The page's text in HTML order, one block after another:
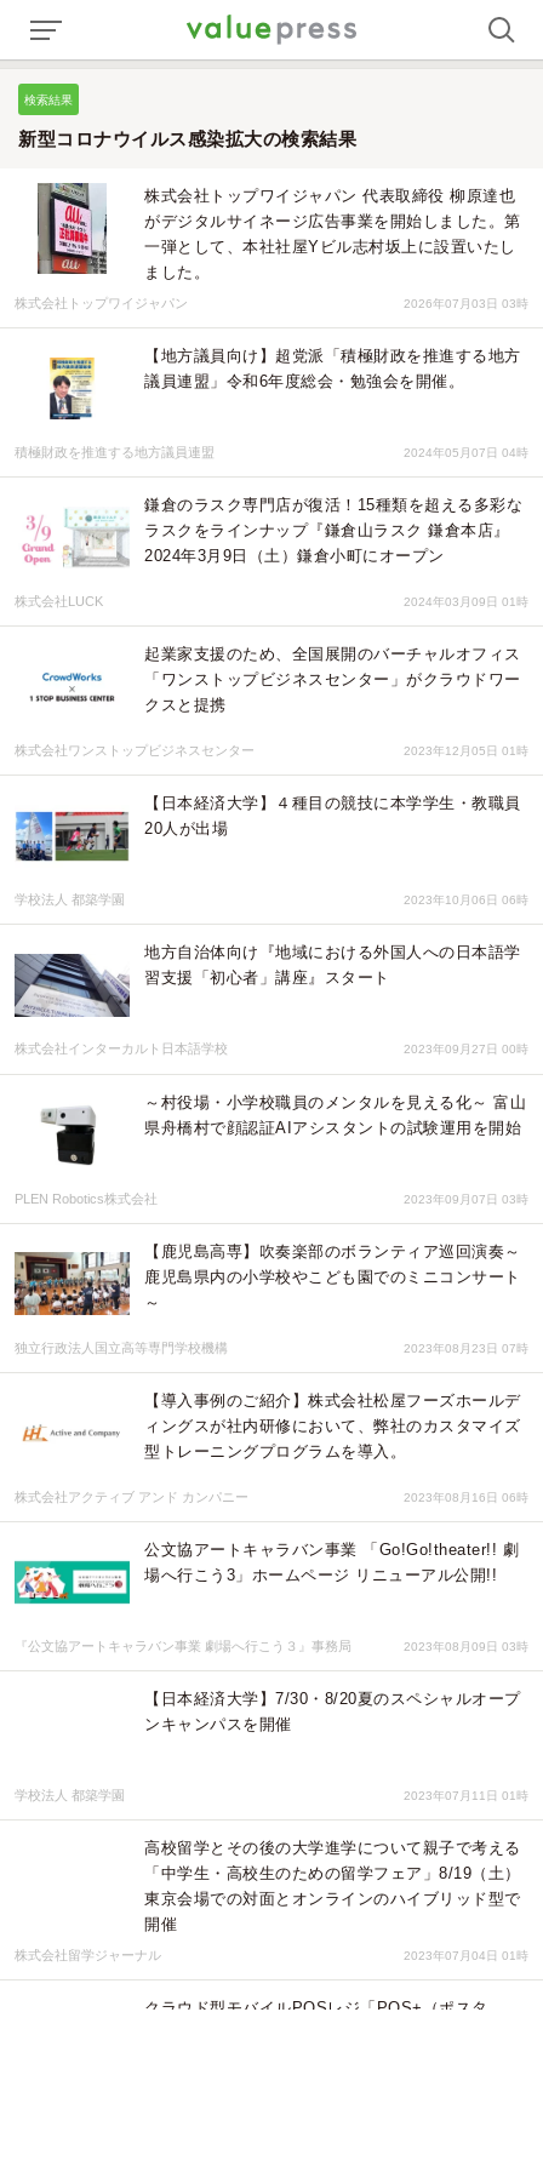
検索結果
新型コロナウイルス感染拡大の検索結果
株式会社トップワイジャパン 代表取締役 柳原達也
がデジタルサイネージ広告事業を開始しました。第
一弾として、本社社屋Yビル志村坂上に設置いたし
ました。
株式会社トップワイジャパン 2026年07月03日 03時
【地方議員向け】超党派「積極財政を推進する地方
議員連盟」令和6年度総会・勉強会を開催。
積極財政を推進する地方議員連盟 2024年05月07日 04時
鎌倉のラスク専門店が復活！15種類を超える多彩な
ラスクをラインナップ『鎌倉山ラスク 鎌倉本店』
2024年3月9日（土）鎌倉小町にオープン
株式会社LUCK 2024年03月09日 01時
起業家支援のため、全国展開のバーチャルオフィス
「ワンストップビジネスセンター」がクラウドワー
クスと提携
株式会社ワンストップビジネスセンター 2023年12月05日 01時
【日本経済大学】４種目の競技に本学学生・教職員
20人が出場
学校法人 都築学園 2023年10月06日 06時
地方自治体向け『地域における外国人への日本語学
習支援「初心者」講座』スタート
株式会社インターカルト日本語学校 2023年09月27日 00時
～村役場・小学校職員のメンタルを見える化～ 富山
県舟橋村で顔認証AIアシスタントの試験運用を開始
PLEN Robotics株式会社 2023年09月07日 03時
【鹿児島高専】吹奏楽部のボランティア巡回演奏～
鹿児島県内の小学校やこども園でのミニコンサート
～
独立行政法人国立高等専門学校機構 2023年08月23日 07時
【導入事例のご紹介】株式会社松屋フーズホールデ
ィングスが社内研修において、弊社のカスタマイズ
型トレーニングプログラムを導入。
株式会社アクティブ アンド カンパニー 2023年08月16日 06時
公文協アートキャラバン事業 「Go!Go!theater!! 劇
場へ行こう3」ホームページ リニューアル公開!!
『公文協アートキャラバン事業 劇場へ行こう３』事務局 2023年08月09日 03時
【日本経済大学】7/30・8/20夏のスペシャルオープ
ンキャンパスを開催
学校法人 都築学園 2023年07月11日 01時
高校留学とその後の大学進学について親子で考える
「中学生・高校生のための留学フェア」8/19（土）
東京会場での対面とオンラインのハイブリッド型で
開催
株式会社留学ジャーナル 2023年07月04日 01時
クラウド型モバイルPOSレジ「POS+（ポスタ